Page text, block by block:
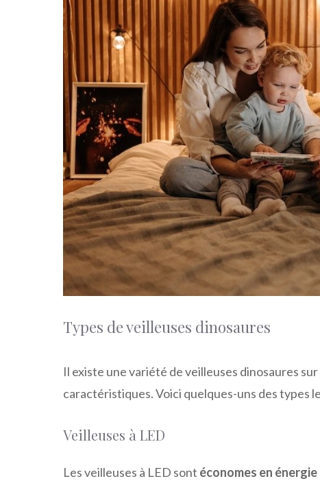
Types de veilleuses dinosaures
Il existe une variété de veilleuses dinosaures
caractéristiques. Voici quelques-uns des types
Veilleuses à LED
Les veilleuses à LED sont économes en énergie